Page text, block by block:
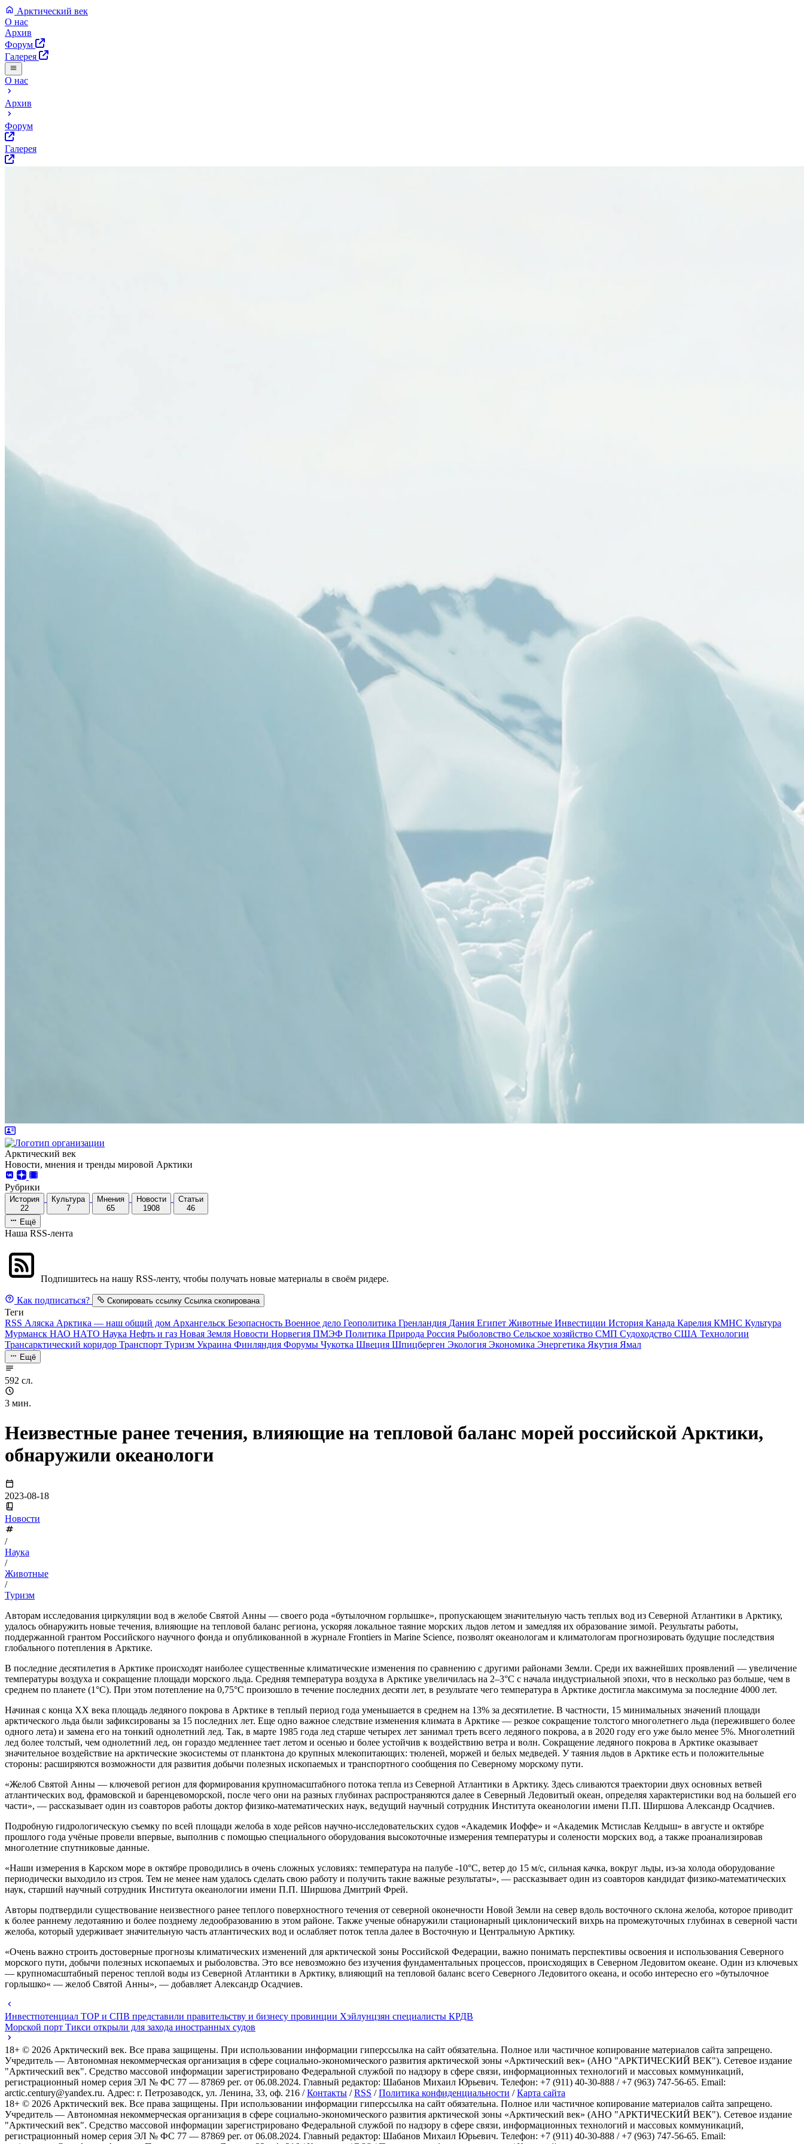
Арктический век
О нас
Архив
Форум
Галерея
О нас
Архив
Форум
Галерея
Арктический век
Новости, мнения и тренды мировой Арктики
Рубрики
История
22
Культура
7
Мнения
65
Новости
1908
Статьи
46
Ещё
Наша RSS-лента
Подпишитесь на нашу RSS-ленту, чтобы получать новые материалы в своём ридере.
Как подписаться? Скопировать ссылку Ссылка скопирована
Теги
RSS Аляска Арктика — наш общий дом Архангельск Безопасность Военное дело Геополитика Гренландия Дания Египет Животные Инвестиции История Канада Карелия КМНС Культура
Мурманск НАО НАТО Наука Нефть и газ Новая Земля Новости Норвегия ПМЭФ Политика Природа Россия Рыболовство Сельское хозяйство СМП Судоходство США Технологии
Трансарктический коридор Транспорт Туризм Украина Финляндия Форумы Чукотка Швеция Шпицберген Экология Экономика Энергетика Якутия Ямал
Ещё
592 сл.
3 мин.
Неизвестные ранее течения, влияющие на тепловой баланс морей российской Арктики,
обнаружили океанологи
2023-08-18
Новости
/
Наука
/
Животные
/
Туризм
Авторам исследования циркуляции вод в желобе Святой Анны — своего рода «бутылочном горлышке», пропускающем значительную часть теплых вод из Северной Атлантики в Арктику,
удалось обнаружить новые течения, влияющие на тепловой баланс региона, ускоряя локальное таяние морских льдов летом и замедляя их образование зимой. Результаты работы,
поддержанной грантом Российского научного фонда и опубликованной в журнале Frontiers in Marine Science, позволят океанологам и климатологам прогнозировать будущие последствия
глобального потепления в Арктике.
В последние десятилетия в Арктике происходят наиболее существенные климатические изменения по сравнению с другими районами Земли. Среди их важнейших проявлений — увеличение
температуры воздуха и сокращение площади морского льда. Средняя температура воздуха в Арктике увеличилась на 2–3°С с начала индустриальной эпохи, что в несколько раз больше, чем в
среднем по планете (1°С). При этом потепление на 0,75°С произошло в течение последних десяти лет, в результате чего температура в Арктике достигла максимума за последние 4000 лет.
Начиная с конца XX века площадь ледяного покрова в Арктике в теплый период года уменьшается в среднем на 13% за десятилетие. В частности, 15 минимальных значений площади
арктического льда были зафиксированы за 15 последних лет. Еще одно важное следствие изменения климата в Арктике — резкое сокращение толстого многолетнего льда (пережившего более
одного лета) и замена его на тонкий однолетний лед. Так, в марте 1985 года лед старше четырех лет занимал треть всего ледяного покрова, а в 2020 году его уже было менее 5%. Многолетний
лед более толстый, чем однолетний лед, он гораздо медленнее тает летом и осенью и более устойчив к воздействию ветра и волн. Сокращение ледяного покрова в Арктике оказывает
значительное воздействие на арктические экосистемы от планктона до крупных млекопитающих: тюленей, моржей и белых медведей. У таяния льдов в Арктике есть и положительные
стороны: расширяются возможности для развития добычи полезных ископаемых и транспортного сообщения по Северному морскому пути.
«Желоб Святой Анны — ключевой регион для формирования крупномасштабного потока тепла из Северной Атлантики в Арктику. Здесь сливаются траектории двух основных ветвей
атлантических вод, фрамовской и баренцевоморской, после чего они на разных глубинах распространяются далее в Северный Ледовитый океан, определяя характеристики вод на большей его
части», — рассказывает один из соавторов работы доктор физико-математических наук, ведущий научный сотрудник Института океанологии имени П.П. Ширшова Александр Осадчиев.
Подробную гидрологическую съемку по всей площади желоба в ходе рейсов научно-исследовательских судов «Академик Иоффе» и «Академик Мстислав Келдыш» в августе и октябре
прошлого года учёные провели впервые, выполнив с помощью специального оборудования высокоточные измерения температуры и солености морских вод, а также проанализировав
многолетние спутниковые данные.
«Наши измерения в Карском море в октябре проводились в очень сложных условиях: температура на палубе -10°С, ветер до 15 м/с, сильная качка, вокруг льды, из-за холода оборудование
периодически выходило из строя. Тем не менее нам удалось сделать свою работу и получить такие важные результаты», — рассказывает один из соавторов кандидат физико-математических
наук, старший научный сотрудник Института океанологии имени П.П. Ширшова Дмитрий Фрей.
Авторы подтвердили существование неизвестного ранее теплого поверхностного течения от северной оконечности Новой Земли на север вдоль восточного склона желоба, которое приводит
к более раннему ледотаянию и более позднему ледообразованию в этом районе. Также ученые обнаружили стационарный циклонический вихрь на промежуточных глубинах в северной части
желоба, который удерживает значительную часть атлантических вод и ослабляет поток тепла далее в Восточную и Центральную Арктику.
«Очень важно строить достоверные прогнозы климатических изменений для арктической зоны Российской Федерации, важно понимать перспективы освоения и использования Северного
морского пути, добычи полезных ископаемых и рыболовства. Это все невозможно без изучения фундаментальных процессов, происходящих в Северном Ледовитом океане. Один из ключевых
— крупномасштабный перенос теплой воды из Северной Атлантики в Арктику, влияющий на тепловой баланс всего Северного Ледовитого океана, и особо интересно его »бутылочное
горлышко« — желоб Святой Анны», — добавляет Александр Осадчиев.
Инвестпотенциал ТОР и СПВ представили правительству и бизнесу провинции Хэйлунцзян специалисты КРДВ
Морской порт Тикси открыли для захода иностранных судов
18+ © 2026 Арктический век. Все права защищены. При использовании информации гиперссылка на сайт обязательна. Полное или частичное копирование материалов сайта запрещено.
Учредитель — Автономная некоммерческая организация в сфере социально-экономического развития арктической зоны «Арктический век» (АНО "АРКТИЧЕСКИЙ ВЕК"). Сетевое издание
"Арктический век". Средство массовой информации зарегистрировано Федеральной службой по надзору в сфере связи, информационных технологий и массовых коммуникаций,
регистрационный номер серия ЭЛ № ФС 77 — 87869 рег. от 06.08.2024. Главный редактор: Шабанов Михаил Юрьевич. Телефон: +7 (911) 40-30-888 / +7 (963) 747-56-65. Email:
arctic.century@yandex.ru. Адрес: г. Петрозаводск, ул. Ленина, 33, оф. 216 /Контакты /RSS /Политика конфиденциальности /Карта сайта
18+ © 2026 Арктический век. Все права защищены. При использовании информации гиперссылка на сайт обязательна. Полное или частичное копирование материалов сайта запрещено.
Учредитель — Автономная некоммерческая организация в сфере социально-экономического развития арктической зоны «Арктический век» (АНО "АРКТИЧЕСКИЙ ВЕК"). Сетевое издание
"Арктический век". Средство массовой информации зарегистрировано Федеральной службой по надзору в сфере связи, информационных технологий и массовых коммуникаций,
регистрационный номер серия ЭЛ № ФС 77 — 87869 рег. от 06.08.2024. Главный редактор: Шабанов Михаил Юрьевич. Телефон: +7 (911) 40-30-888 / +7 (963) 747-56-65. Email: